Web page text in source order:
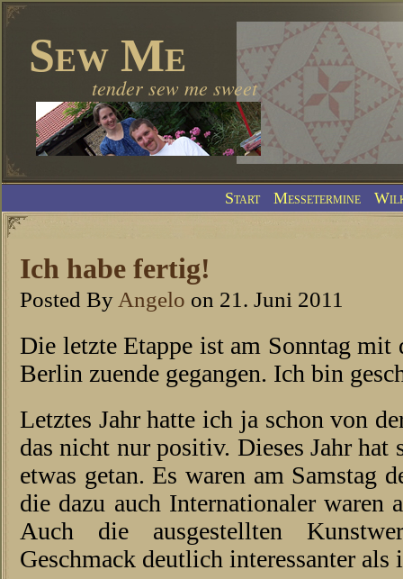
Sew Me
tender sew me sweet
Start Messetermine
Ich habe fertig!
Posted By Angelo on 21. Juni 2011
Die letzte Etappe ist am Sonntag
Berlin zuende gegangen. Ich bin
Letztes Jahr hatte ich ja schon von
das nicht nur positiv. Dieses Jahr
etwas getan. Es waren am Samstag
die dazu auch Internationaler waren
Auch die ausgestellten
Geschmack deutlich interessanter als